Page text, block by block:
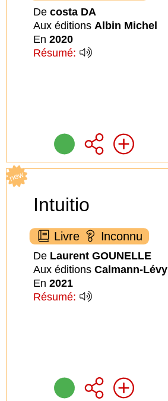
De costa DA
Aux éditions Albin Michel
En 2020
Résumé:
new
Intuitio
Livre Inconnu
De Laurent GOUNELLE
Aux éditions Calmann-Lévy
En 2021
Résumé: